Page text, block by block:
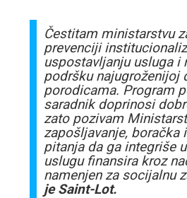
Čestitam ministarstvu
prevenciji
uspostavljanju usluga i
podršku najugroženijoj
porodicama. Program
saradnik doprinosi
zato pozivam
zapošljavanje, boračka
pitanja da ga integriše
uslugu finansira kroz
namenjen za socijalnu
je Saint-Lot.